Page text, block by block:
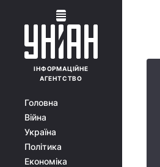
ІНФОРМАЦІЙНЕ
АГЕНТСТВО
Головна
Війна
Україна
Політика
Економіка